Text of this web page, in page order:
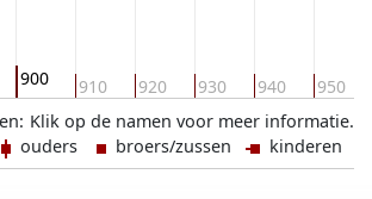
900 910 920 930 940 950
Klik op de namen voor meer informatie.
ouders broers/zussen kinderen